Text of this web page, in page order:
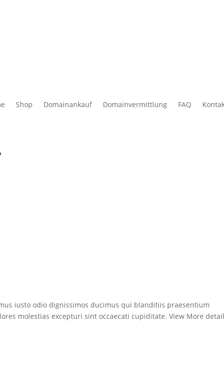
Shop Domainankauf Domainvermittlung FAQ
iusto odio dignissimos ducimus qui blanditiis praesentium
molestias excepturi sint occaecati cupiditate. View More